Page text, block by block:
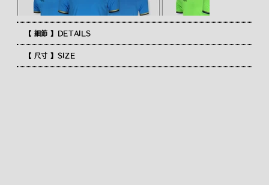
【 細節 】DETAILS
【 尺寸 】SIZE